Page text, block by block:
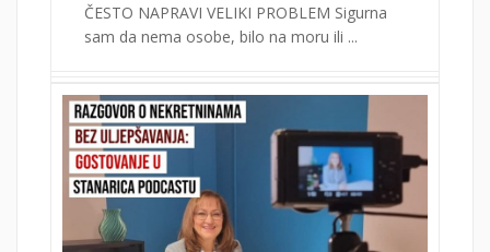
ČESTO NAPRAVI VELIKI PROBLEM Sigurna
sam da nema osobe, bilo na moru ili ...